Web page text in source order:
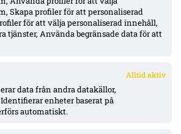
Skapa profiler för att personaliserad
för att välja personaliserad innehåll,
tjänster, Använda begränsade data för att
Alltid aktiv
data från andra datakällor,
enheter baserat på
automatiskt.
lugnt i fönstret enligt Honkavaara – ”allt under
Tschoumy-Nana nära matchform, Asoro borta ”av en